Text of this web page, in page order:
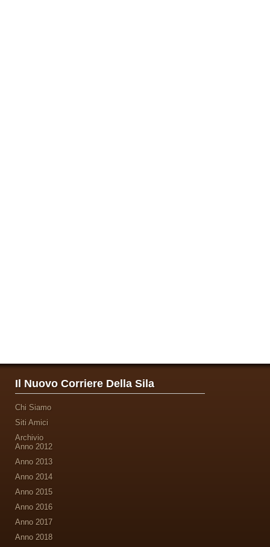
Il Nuovo Corriere Della Sila
Chi Siamo
Siti Amici
Archivio
Anno 2012
Anno 2013
Anno 2014
Anno 2015
Anno 2016
Anno 2017
Anno 2018